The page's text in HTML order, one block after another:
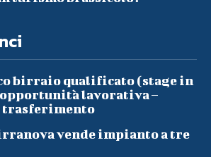
birraio qualificato (stage in
lavorativa –
vende impianto a tre